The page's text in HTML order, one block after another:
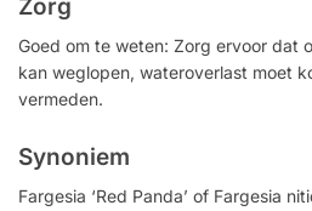
Zorg
Goed om te weten: Zorg ervoor dat
kan weglopen, wateroverlast moet
vermeden.
Synoniem
Fargesia ‘Red Panda’ of Fargesia